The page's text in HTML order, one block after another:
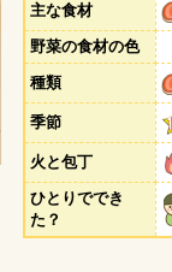
主な食材
野菜の食材の色
種類
季節
火と包丁
ひとりででき
た？